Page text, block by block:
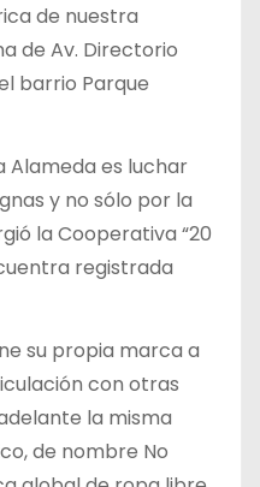
de nuestra
de Av. Directorio
barrio Parque
Alameda es luchar
y no sólo por la
la Cooperativa “20
registrada
su propia marca a
con otras
la misma
de nombre No